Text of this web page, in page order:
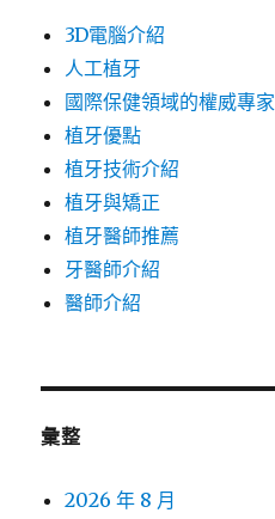
3D電腦介紹
人工植牙
國際保健領域的權威專家
植牙優點
植牙技術介紹
植牙與矯正
植牙醫師推薦
牙醫師介紹
醫師介紹
彙整
2026 年 8 月